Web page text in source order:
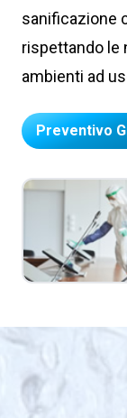
sanificazione
rispettando le
ambienti ad
Preventivo